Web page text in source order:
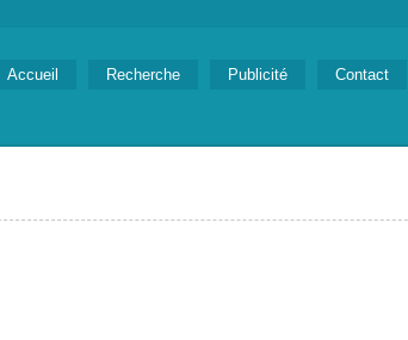
Accueil Recherche Publicité Contact